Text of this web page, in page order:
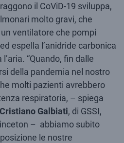
il CoViD-19 sviluppa,
molto gravi, che
ventilatore che pompi
espella l’anidride carbonica
“Quando, fin dalle
della pandemia nel nostro
molti pazienti avrebbero
respiratoria, – spiega
Cristiano Galbiati, di GSSI,
– abbiamo subito
le nostre